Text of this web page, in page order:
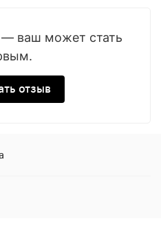
ваш может стать
отзыв